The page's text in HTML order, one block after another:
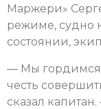
Маржери»
режиме, судно
состоянии,
— Мы гордимся
честь
сказал